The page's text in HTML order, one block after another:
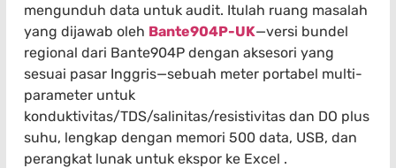
mengunduh data untuk audit. Itulah ruang masalah
yang dijawab oleh Bante904P-UK—versi bundel
regional dari Bante904P dengan aksesori yang
sesuai pasar Inggris—sebuah meter portabel multi-
parameter untuk
konduktivitas/TDS/salinitas/resistivitas dan DO plus
suhu, lengkap dengan memori 500 data, USB, dan
perangkat lunak untuk ekspor ke Excel .